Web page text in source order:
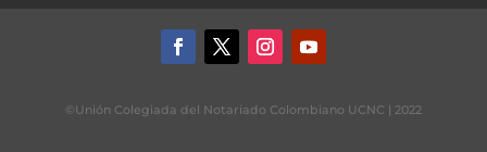
©Unión Colegiada del Notariado Colombiano UCNC | 2022